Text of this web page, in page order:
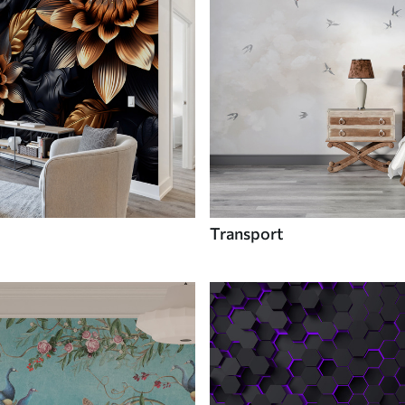
Transport